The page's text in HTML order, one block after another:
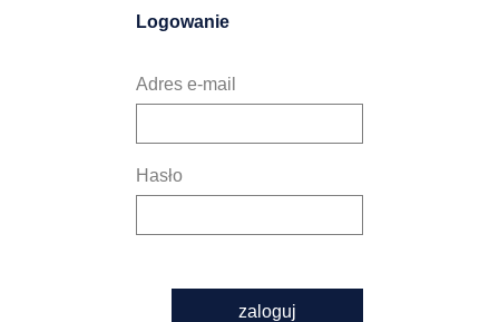
Logowanie
Adres e-mail
Hasło
zaloguj